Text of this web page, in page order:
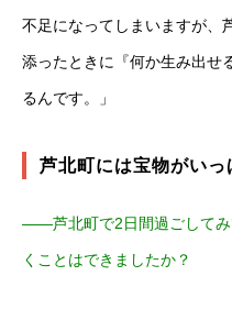
不足になってしまいますが、
添ったときに『何か生み出せ
るんです。」
芦北町には宝物がい
――芦北町で2日間過ごしてみ
くことはできましたか？